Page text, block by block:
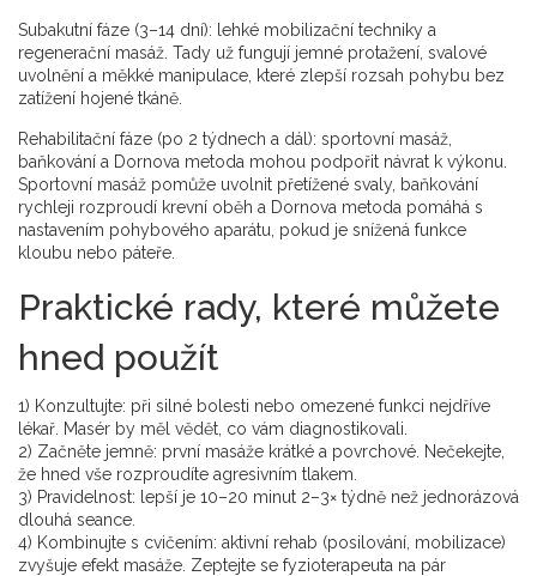
Subakutní fáze (3–14 dní): lehké mobilizační techniky a
regenerační masáž. Tady už fungují jemné protažení, svalové
uvolnění a měkké manipulace, které zlepší rozsah pohybu bez
zatížení hojené tkáně.
Rehabilitační fáze (po 2 týdnech a dál): sportovní masáž,
baňkování a Dornova metoda mohou podpořit návrat k výkonu.
Sportovní masáž pomůže uvolnit přetížené svaly, baňkování
rychleji rozproudí krevní oběh a Dornova metoda pomáhá s
nastavením pohybového aparátu, pokud je snížená funkce
kloubu nebo páteře.
Praktické rady, které můžete
hned použít
1) Konzultujte: při silné bolesti nebo omezené funkci nejdříve
lékař. Masér by měl vědět, co vám diagnostikovali.
2) Začněte jemně: první masáže krátké a povrchové. Nečekejte,
že hned vše rozproudíte agresivním tlakem.
3) Pravidelnost: lepší je 10–20 minut 2–3× týdně než jednorázová
dlouhá seance.
4) Kombinujte s cvičením: aktivní rehab (posilování, mobilizace)
zvyšuje efekt masáže. Zeptejte se fyzioterapeuta na pár